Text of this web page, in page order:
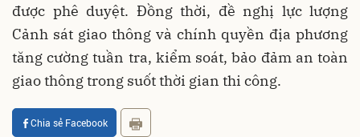
được phê duyệt. Đồng thời, đề nghị lực lượng
Cảnh sát giao thông và chính quyền địa phương
tăng cường tuần tra, kiểm soát, bảo đảm an toàn
giao thông trong suốt thời gian thi công.
Chia sẻ Facebook